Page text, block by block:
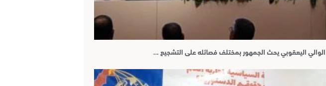
الوالي اليعقوبي يحث الجمهور بمختلف فصائله على التشجيع …